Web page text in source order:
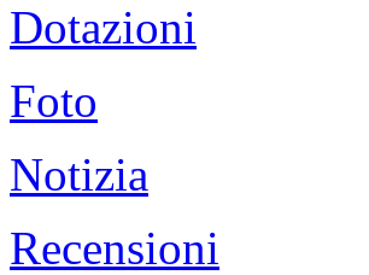
Dotazioni
Foto
Notizia
Recensioni